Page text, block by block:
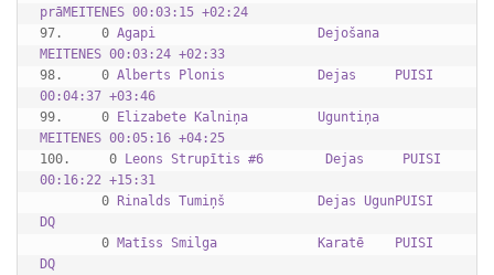
prāMEITENES 00:03:15 +02:24
97.     0 Agapi                     Dejošana
MEITENES 00:03:24 +02:33
98.     0 Alberts Plonis            Dejas     PUISI
00:04:37 +03:46
99.     0 Elizabete Kalniņa         Uguntiņa
MEITENES 00:05:16 +04:25
100.     0 Leons Strupītis #6        Dejas     PUISI
00:16:22 +15:31
        0
Rinalds Tumiņš            Dejas UgunPUISI
DQ
        0
Matīss Smilga             Karatē    PUISI
DQ